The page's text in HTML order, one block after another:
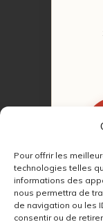
Pour offrir les
technologies telles
informations des
nous permettra de
de navigation ou les
consentir ou de